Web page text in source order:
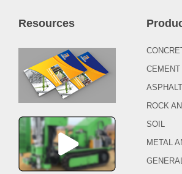
Resources
CEMENT
ASPHALT
ROCK
SOIL
METAL